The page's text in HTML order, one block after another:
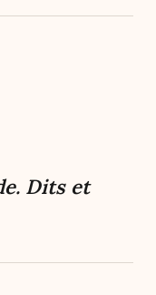
Dits et